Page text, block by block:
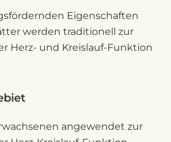
Eigenschaften
werden traditionell zur
Herz- und Kreislauf-Funktion
angewendet zur